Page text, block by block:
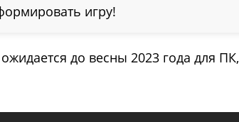
игру!
ожидается до весны 2023 года для ПК,